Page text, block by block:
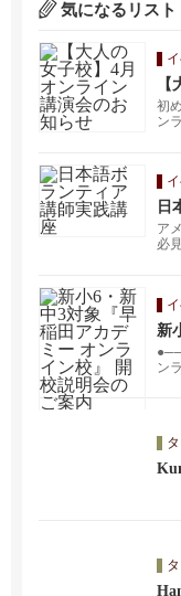
気になるリスト
お
初
ン
日
ア
必
新
ン
ン